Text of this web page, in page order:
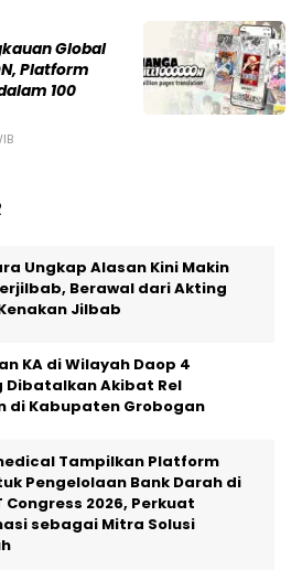
Global
Platform
100
Ungkap Alasan Kini Makin
Berawal dari Akting
Jilbab
KA di Wilayah Daop 4
Dibatalkan Akibat Rel
di Kabupaten Grobogan
Tampilkan Platform
Pengelolaan Bank Darah di
Congress 2026, Perkuat
sebagai Mitra Solusi